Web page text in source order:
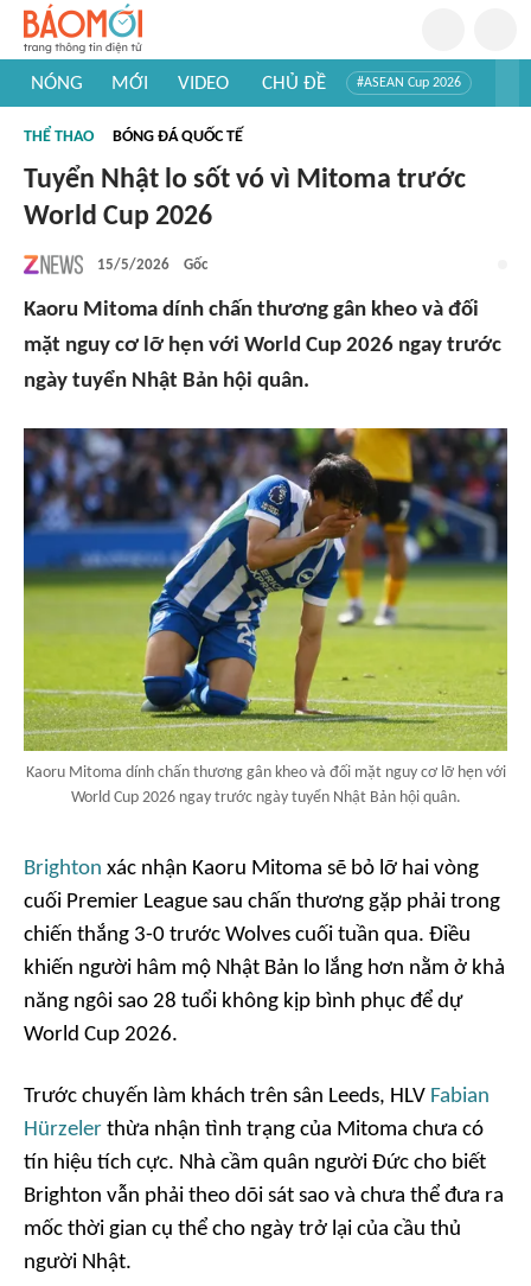
NÓNG MỚI VIDEO CHỦ ĐỀ #ASEAN Cup 2026
#Khám phá thế giới
THỂ THAO BÓNG ĐÁ QUỐC TẾ
Tuyển Nhật lo sốt vó vì Mitoma trước
World Cup 2026
15/5/2026 Gốc
Kaoru Mitoma dính chấn thương gân kheo và đối
mặt nguy cơ lỡ hẹn với World Cup 2026 ngay trước
ngày tuyển Nhật Bản hội quân.
Kaoru Mitoma dính chấn thương gân kheo và đối mặt nguy cơ lỡ hẹn với
World Cup 2026 ngay trước ngày tuyển Nhật Bản hội quân.
Brighton xác nhận Kaoru Mitoma sẽ bỏ lỡ hai vòng
cuối Premier League sau chấn thương gặp phải trong
chiến thắng 3-0 trước Wolves cuối tuần qua. Điều
khiến người hâm mộ Nhật Bản lo lắng hơn nằm ở khả
năng ngôi sao 28 tuổi không kịp bình phục để dự
World Cup 2026.
Trước chuyến làm khách trên sân Leeds, HLV Fabian
Hürzeler thừa nhận tình trạng của Mitoma chưa có
tín hiệu tích cực. Nhà cầm quân người Đức cho biết
Brighton vẫn phải theo dõi sát sao và chưa thể đưa ra
mốc thời gian cụ thể cho ngày trở lại của cầu thủ
người Nhật.